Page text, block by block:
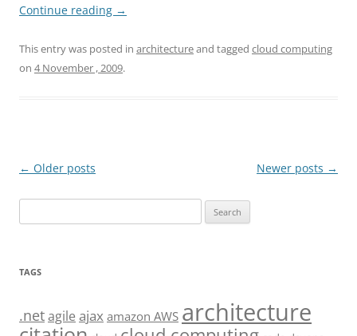
Continue reading →
This entry was posted in architectureand tagged cloud computing
on 4 November , 2009.
Post
← Older posts Newer posts →
for:
TAGS
.netagile ajax amazon AWS architecture